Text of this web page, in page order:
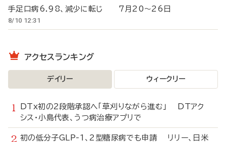
手足口病6.98、減少に転じ 7月20～26日
8/10 12:31
アクセスランキング
デイリー ウィークリー
DTx初の2段階承認へ「草刈りながら進む」 DTアク
シス・小島代表、うつ病治療アプリで
初の低分子GLP-1、2型糖尿病でも申請 リリー、日米